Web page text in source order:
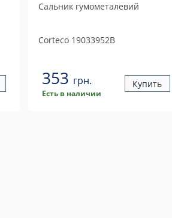
Сальник гумометалевий
Corteco19033952B
353 грн.
Есть в наличии
Купить